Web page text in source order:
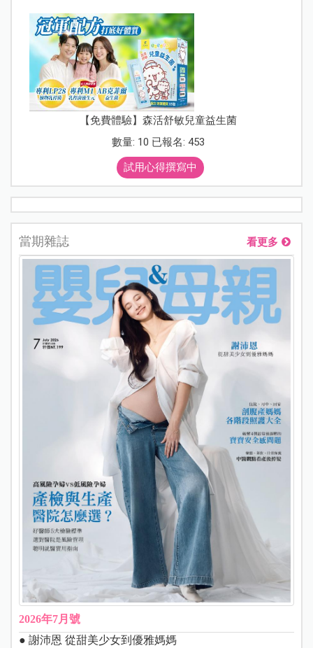
【免費體驗】森活舒敏兒童益生菌
數量: 10 已報名: 453
試用心得撰寫中
當期雜誌 看更多
2026年7月號
● 謝沛恩 從甜美少女到優雅媽媽